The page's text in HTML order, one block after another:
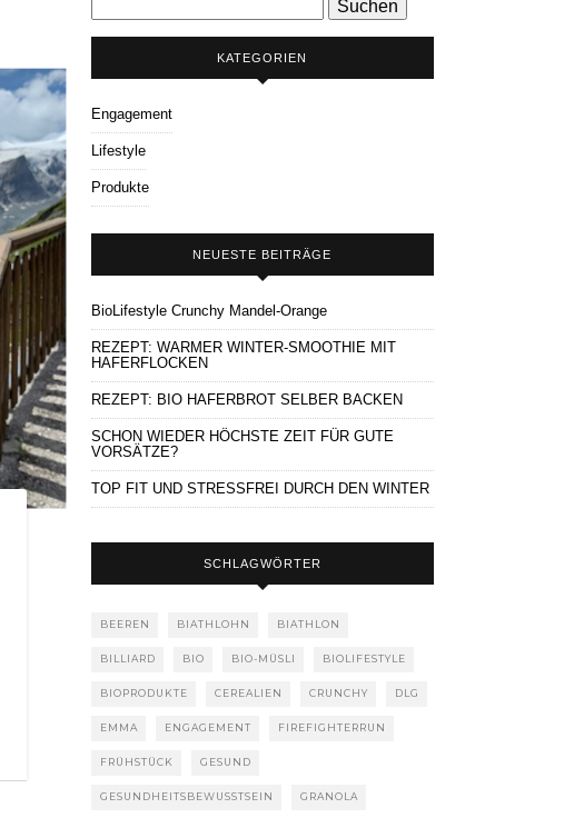
nach:
KATEGORIEN
Engagement
Lifestyle
Produkte
NEUESTE BEITRÄGE
BioLifestyle Crunchy Mandel-Orange
REZEPT: WARMER WINTER-SMOOTHIE MIT
HAFERFLOCKEN
REZEPT: BIO HAFERBROT SELBER BACKEN
SCHON WIEDER HÖCHSTE ZEIT FÜR GUTE
VORSÄTZE?
TOP FIT UND STRESSFREI DURCH DEN WINTER
SCHLAGWÖRTER
BEEREN BIATHLOHN BIATHLON
BILLIARD BIO BIO-MÜSLI BIOLIFESTYLE
BIOPRODUKTE CEREALIEN CRUNCHY DLG
EMMA ENGAGEMENT FIREFIGHTERRUN
FRÜHSTÜCK GESUND
GESUNDHEITSBEWUSSTSEIN GRANOLA